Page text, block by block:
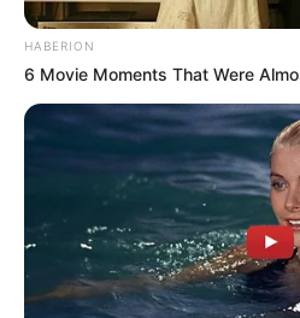
HABERION
6 Movie Moments That Were